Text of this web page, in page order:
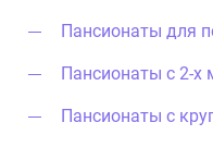
Пансионаты для
Пансионаты с 2-
Пансионаты с